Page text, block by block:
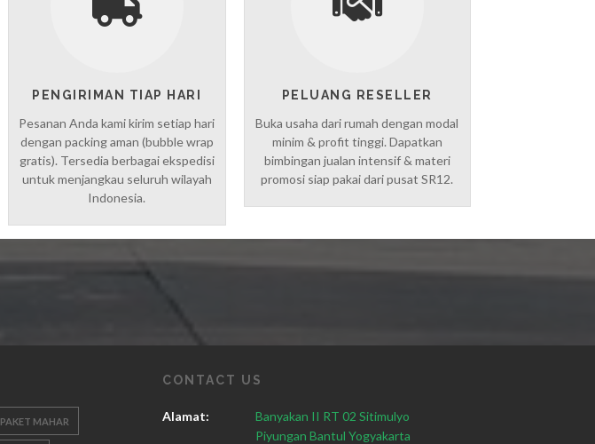
PENGIRIMAN TIAP HARI
Pesanan Anda kami kirim setiap hari
dengan packing aman (bubble wrap
gratis). Tersedia berbagai ekspedisi
untuk menjangkau seluruh wilayah
Indonesia.
PELUANG RESELLER
Buka usaha dari rumah dengan modal
minim & profit tinggi. Dapatkan
bimbingan jualan intensif & materi
promosi siap pakai dari pusat SR12.
PAKET MAHAR
CONTACT US
Alamat:
Banyakan II RT 02 Sitimulyo
Piyungan Bantul Yogyakarta